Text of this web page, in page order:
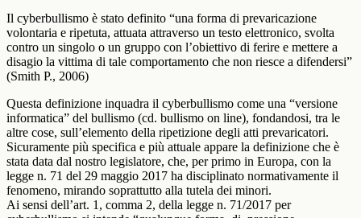
Il cyberbullismo è stato definito “una forma di prevaricazione
volontaria e ripetuta, attuata attraverso un testo elettronico, svolta
contro un singolo o un gruppo con l’obiettivo di ferire e mettere a
disagio la vittima di tale comportamento che non riesce a difendersi”
(Smith P., 2006)
Questa definizione inquadra il cyberbullismo come una “versione
informatica” del bullismo (cd. bullismo on line), fondandosi, tra le
altre cose, sull’elemento della ripetizione degli atti prevaricatori.
Sicuramente più specifica e più attuale appare la definizione che è
stata data dal nostro legislatore, che, per primo in Europa, con la
legge n. 71 del 29 maggio 2017 ha disciplinato normativamente il
fenomeno, mirando soprattutto alla tutela dei minori.
Ai sensi dell’art. 1, comma 2, della legge n. 71/2017 per